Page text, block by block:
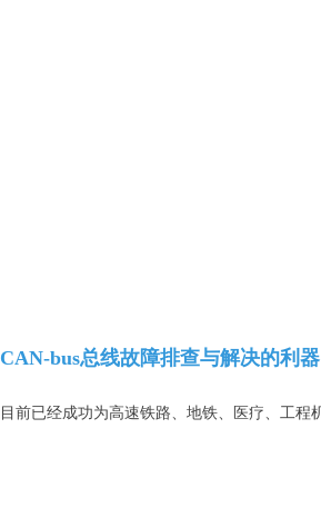
CAN-bus总线故障排查与解决的利器
目前已经成功为高速铁路、地铁、医疗、工